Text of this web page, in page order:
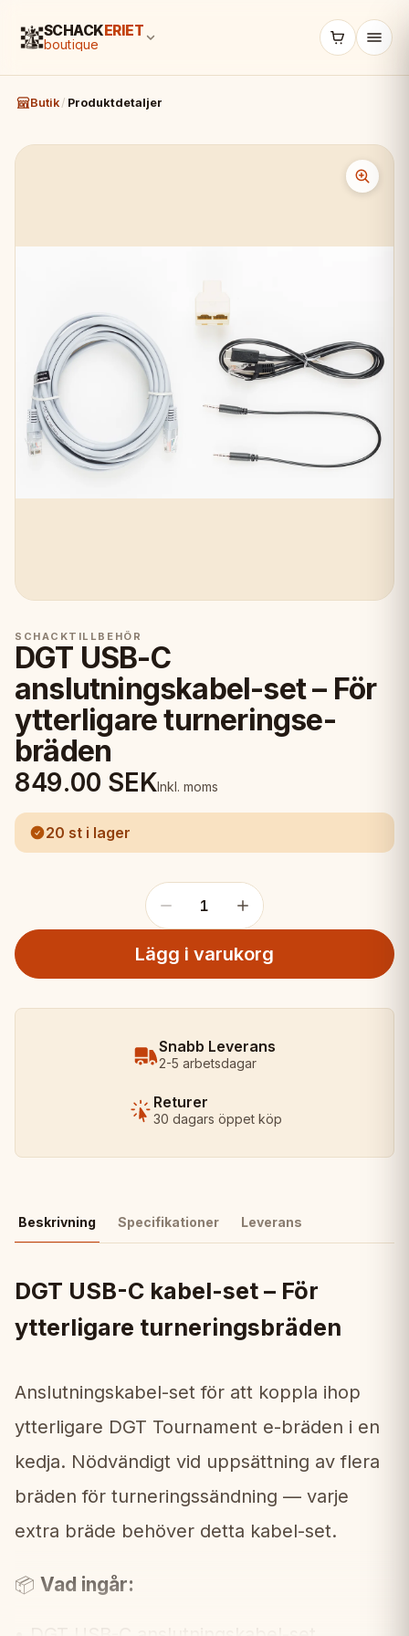
SCHACKERIET
boutique
Butik / Produktdetaljer
SCHACKTILLBEHÖR
DGT USB-C
anslutningskabel-set – För
ytterligare turneringse-
bräden
849.00 SEKInkl. moms
20 st i lager
1
Lägg i varukorg
Snabb Leverans
2-5 arbetsdagar
Returer
30 dagars öppet köp
Beskrivning Specifikationer Leverans
DGT USB-C kabel-set – För
ytterligare turneringsbräden
Anslutningskabel-set för att koppla ihop
ytterligare DGT Tournament e-bräden i en
kedja. Nödvändigt vid uppsättning av flera
bräden för turneringssändning — varje
extra bräde behöver detta kabel-set.
📦 Vad ingår: